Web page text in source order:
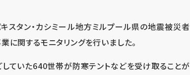
スタン・カシミール地方ミルプール県の地震被災者
関するモニタリングを行いました。
ていた640世帯が防寒テントなどを受け取ることが